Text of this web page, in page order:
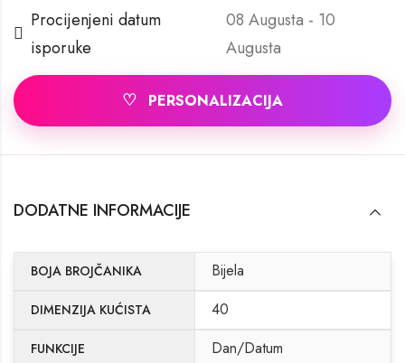
Procijenjeni datum
isporuke
08 Augusta - 10
Augusta
♡ PERSONALIZACIJA
DODATNE INFORMACIJE
BOJA BROJČANIKA Bijela
DIMENZIJA KUĆISTA 40
FUNKCIJE Dan/Datum